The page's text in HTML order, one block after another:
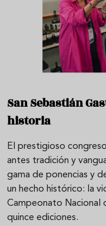
San Sebastián
historia
El prestigioso
antes tradición y
gama de ponencias y
un hecho histórico: la
Campeonato Nacional
quince ediciones.